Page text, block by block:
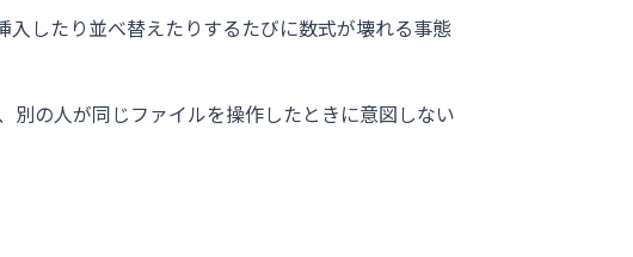
したり並べ替えたりするたびに数式が壊れる事態
別の人が同じファイルを操作したときに意図しない